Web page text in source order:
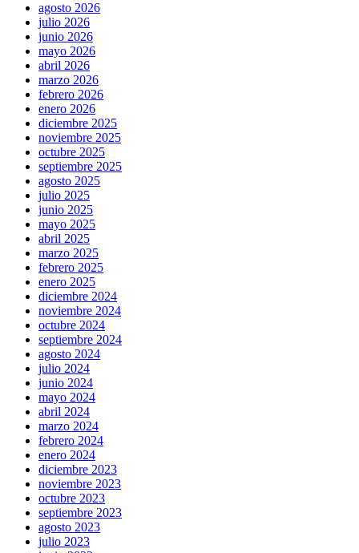
agosto 2026
julio 2026
junio 2026
mayo 2026
abril 2026
marzo 2026
febrero 2026
enero 2026
diciembre 2025
noviembre 2025
octubre 2025
septiembre 2025
agosto 2025
julio 2025
junio 2025
mayo 2025
abril 2025
marzo 2025
febrero 2025
enero 2025
diciembre 2024
noviembre 2024
octubre 2024
septiembre 2024
agosto 2024
julio 2024
junio 2024
mayo 2024
abril 2024
marzo 2024
febrero 2024
enero 2024
diciembre 2023
noviembre 2023
octubre 2023
septiembre 2023
agosto 2023
julio 2023